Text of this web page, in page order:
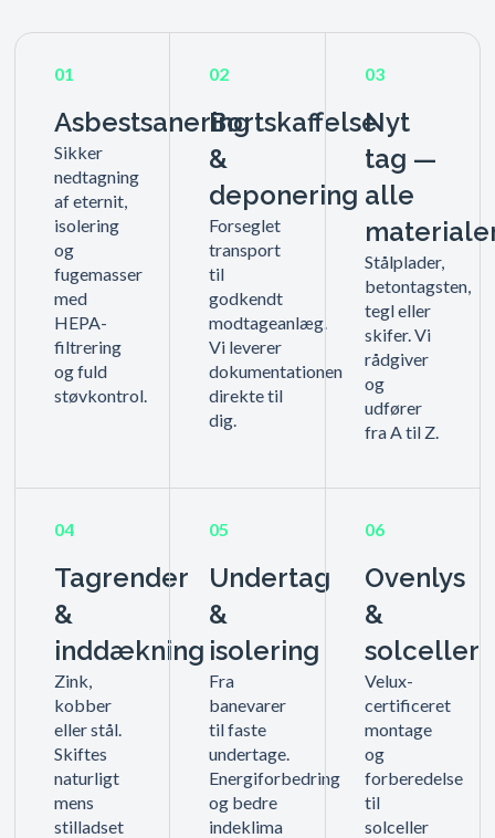
01
Asbestsanering
Sikker
nedtagning
af eternit,
isolering
og
fugemasser
med
HEPA-
filtrering
og fuld
støvkontrol.
02
Bortskaffelse
&
deponering
Forseglet
transport
til
godkendt
modtageanlæg.
Vi leverer
dokumentationen
direkte til
dig.
03
Nyt
tag —
alle
Stålplader,
betontagsten,
tegl eller
skifer. Vi
rådgiver
og
udfører
fra A til Z.
04
Tagrender
&
inddækning
Zink,
kobber
eller stål.
Skiftes
naturligt
mens
stilladset
05
Undertag
&
isolering
Fra
banevarer
til faste
undertage.
Energiforbedring
og bedre
indeklima
06
Ovenlys
&
solceller
Velux-
certificeret
montage
og
forberedelse
til
solceller